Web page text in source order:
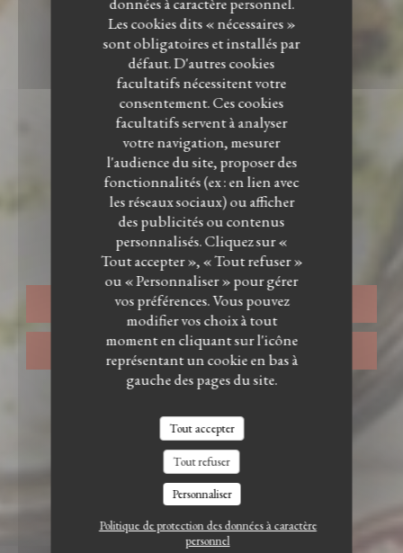
Les cookies dits « nécessaires »
sont obligatoires et installés par
défaut. D'autres cookies
facultatifs nécessitent votre
consentement. Ces cookies
facultatifs servent à analyser
votre navigation, mesurer
l'audience du site, proposer des
fonctionnalités (ex : en lien avec
les réseaux sociaux) ou afficher
des publicités ou contenus
personnalisés. Cliquez sur «
Tout accepter », « Tout refuser »
ou « Personnaliser » pour gérer
vos préférences. Vous pouvez
modifier vos choix à tout
moment en cliquant sur l'icône
représentant un cookie en bas à
gauche des pages du site.
Tout accepter
Tout refuser
Personnaliser
Politique de protection des données à caractère
personnel
RESTAURANT CORSE • PARIS
Restaurant Alma
RÉSERVER
VENTE À EMPORTER
RESTAURANT ALMA